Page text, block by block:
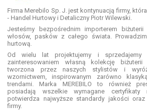
Firma Merebilo Sp. J. jest kontynuacją firmy,
- Handel Hurtowy i Detaliczny Piotr Wilewski.
Jesteśmy bezpośrednim importerem
włosów, pasków z całego świata.
hurtową.
Od wielu lat projektujemy i sprzedajemy
zainteresowaniem własną kolekcję
tworzona przez naszych stylistów i
wzornictwem, inspirowanym zarówno
trendami. Marka MEREBILO to również
posiadają wszelkie wymagane certyfikaty
potwierdza najwyższe standardy jakości
firmy.